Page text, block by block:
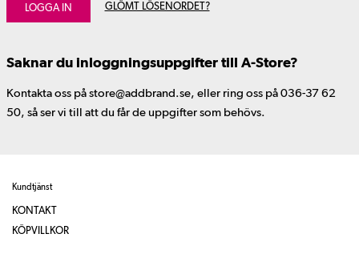
LOGGA IN GLÖMT LÖSENORDET?
Saknar du inloggningsuppgifter till A-Store?
Kontakta oss på store@addbrand.se, eller ring oss på 036-37 62
50, så ser vi till att du får de uppgifter som behövs.
Kundtjänst
KONTAKT
KÖPVILLKOR